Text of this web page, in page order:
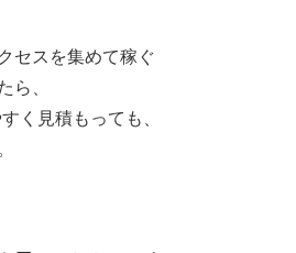
セスを集めて稼ぐ
ら、
く見積もっても、